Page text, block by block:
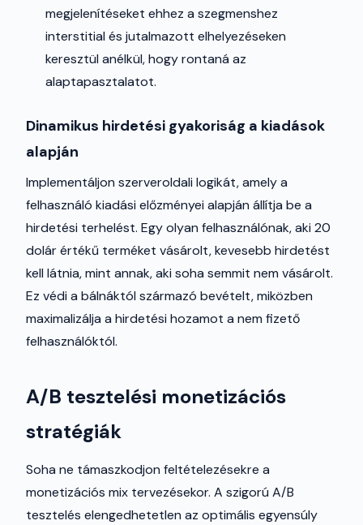
megjelenítéseket ehhez a szegmenshez
interstitial és jutalmazott elhelyezéseken
keresztül anélkül, hogy rontaná az
alaptapasztalatot.
Dinamikus hirdetési gyakoriság a kiadások
alapján
Implementáljon szerveroldali logikát, amely a
felhasználó kiadási előzményei alapján állítja be a
hirdetési terhelést. Egy olyan felhasználónak, aki 20
dolár értékű terméket vásárolt, kevesebb hirdetést
kell látnia, mint annak, aki soha semmit nem vásárolt.
Ez védi a bálnáktól származó bevételt, miközben
maximalizálja a hirdetési hozamot a nem fizető
felhasználóktól.
A/B tesztelési monetizációs
stratégiák
Soha ne támaszkodjon feltételezésekre a
monetizációs mix tervezésekor. A szigorú A/B
tesztelés elengedhetetlen az optimális egyensúly